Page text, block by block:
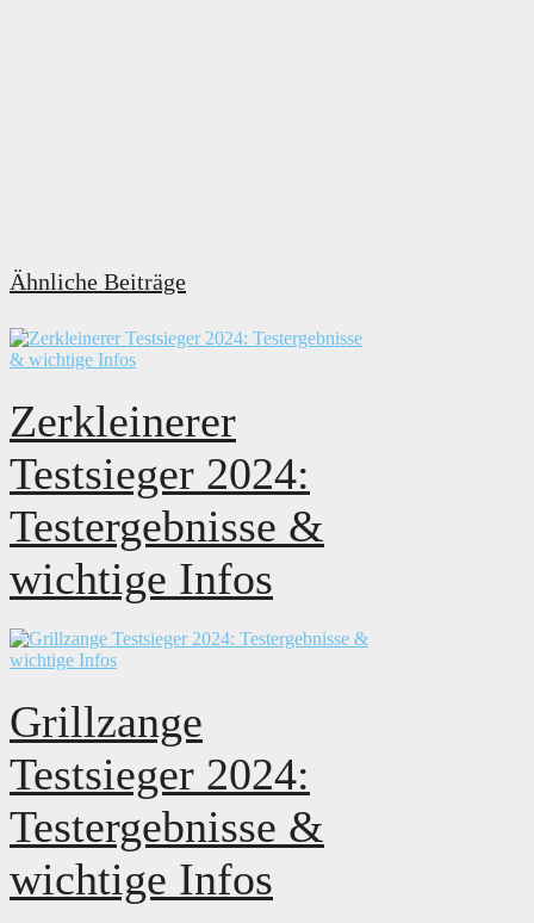
Ähnliche Beiträge
Zerkleinerer
Testsieger 2024:
Testergebnisse &
wichtige Infos
Grillzange
Testsieger 2024:
Testergebnisse &
wichtige Infos